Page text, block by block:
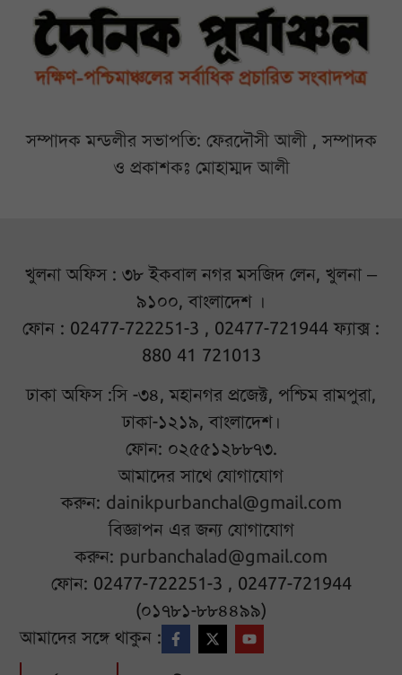
সম্পাদক মন্ডলীর সভাপতি: ফেরদৌসী আলী , সম্পাদক
ও প্রকাশকঃ মোহাম্মদ আলী
খুলনা অফিস : ৩৮ ইকবাল নগর মসজিদ লেন, খুলনা –
৯১০০, বাংলাদেশ ।
ফোন : 02477-722251-3 , 02477-721944 ফ্যাক্স :
880 41 721013
ঢাকা অফিস :সি -৩৪, মহানগর প্রজেক্ট, পশ্চিম রামপুরা,
ঢাকা-১২১৯, বাংলাদেশ।
ফোন: ০২৫৫১২৮৮৭৩.
আমাদের সাথে যোগাযোগ
করুন: dainikpurbanchal@gmail.com
বিজ্ঞাপন এর জন্য যোগাযোগ
করুন: purbanchalad@gmail.com
ফোন: 02477-722251-3 , 02477-721944
(০১৭৮১-৮৮৪৪৯৯)
আমাদের সঙ্গে থাকুন :